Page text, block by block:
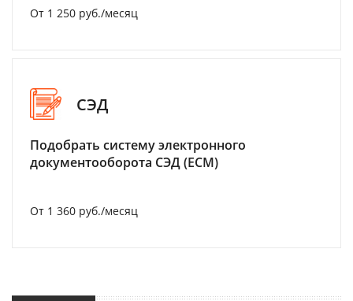
От 1 250 руб./месяц
СЭД
Подобрать систему электронного
документооборота СЭД (ECM)
От 1 360 руб./месяц